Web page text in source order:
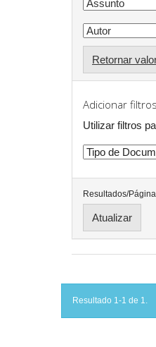
Retornar
Adicionar
Utilizar filtros
Resultados/Página
Resultado 1-1 de 1.